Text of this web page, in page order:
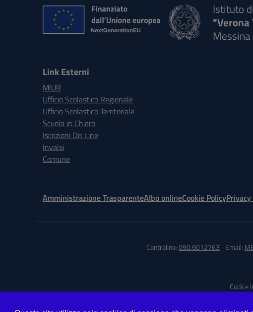
Istituto
Messina
Link Esterni
MIUR
Ufficio Scolastico Regionale
Ufficio Scolastico Territoriale
Scuola in Chiaro
Iscrizioni On Line
Invalsi
Comune
Amministrazione TrasparenteAlbo onlineCookie Policy
Centralino:090.9012763 Email:
Codice